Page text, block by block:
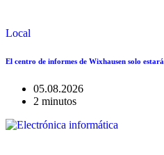
Local
El centro de informes de Wixhausen solo
05.08.2026
2 minutos